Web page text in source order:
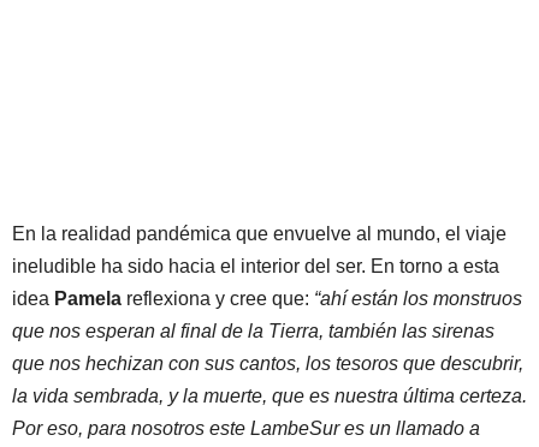
En la realidad pandémica que envuelve al mundo, el viaje
ineludible ha sido hacia el interior del ser. En torno a esta
idea Pamela reflexiona y cree que: “ahí están los monstruos
que nos esperan al final de la Tierra, también las sirenas
que nos hechizan con sus cantos, los tesoros que descubrir,
la vida sembrada, y la muerte, que es nuestra última certeza.
Por eso, para nosotros este LambeSur es un llamado a